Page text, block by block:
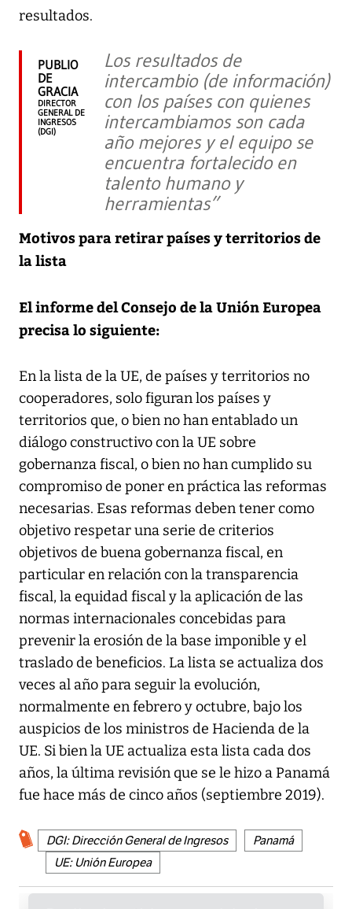
resultados.
PUBLIO
DE
GRACIA
DIRECTOR
GENERAL DE
INGRESOS
(DGI)
Los resultados de
intercambio (de información)
con los países con quienes
intercambiamos son cada
año mejores y el equipo se
encuentra fortalecido en
talento humano y
herramientas”
Motivos para retirar países y territorios de
la lista
El informe del Consejo de la Unión Europea
precisa lo siguiente:
En la lista de la UE, de países y territorios no
cooperadores, solo figuran los países y
territorios que, o bien no han entablado un
diálogo constructivo con la UE sobre
gobernanza fiscal, o bien no han cumplido su
compromiso de poner en práctica las reformas
necesarias. Esas reformas deben tener como
objetivo respetar una serie de criterios
objetivos de buena gobernanza fiscal, en
particular en relación con la transparencia
fiscal, la equidad fiscal y la aplicación de las
normas internacionales concebidas para
prevenir la erosión de la base imponible y el
traslado de beneficios. La lista se actualiza dos
veces al año para seguir la evolución,
normalmente en febrero y octubre, bajo los
auspicios de los ministros de Hacienda de la
UE. Si bien la UE actualiza esta lista cada dos
años, la última revisión que se le hizo a Panamá
fue hace más de cinco años (septiembre 2019).
DGI: Dirección General de Ingresos
Panamá
UE: Unión Europea